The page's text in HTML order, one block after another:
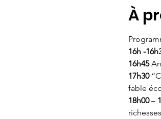
À
16h -
16h45
17h30
fable
18h00 –